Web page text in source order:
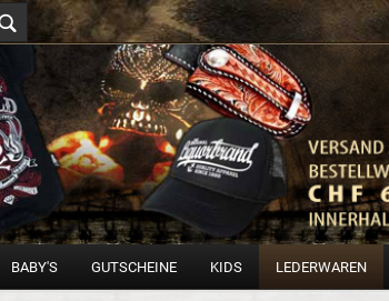
BABY'S GUTSCHEINE KIDS LEDERWAREN